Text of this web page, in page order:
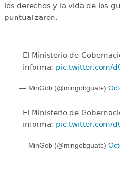
los derechos y la vida de los
puntualizaron.
El Ministerio de
informa: pic.twitter.com/
— MinGob (@mingobguate)
El Ministerio de
informa: pic.twitter.com/
— MinGob (@mingobguate)